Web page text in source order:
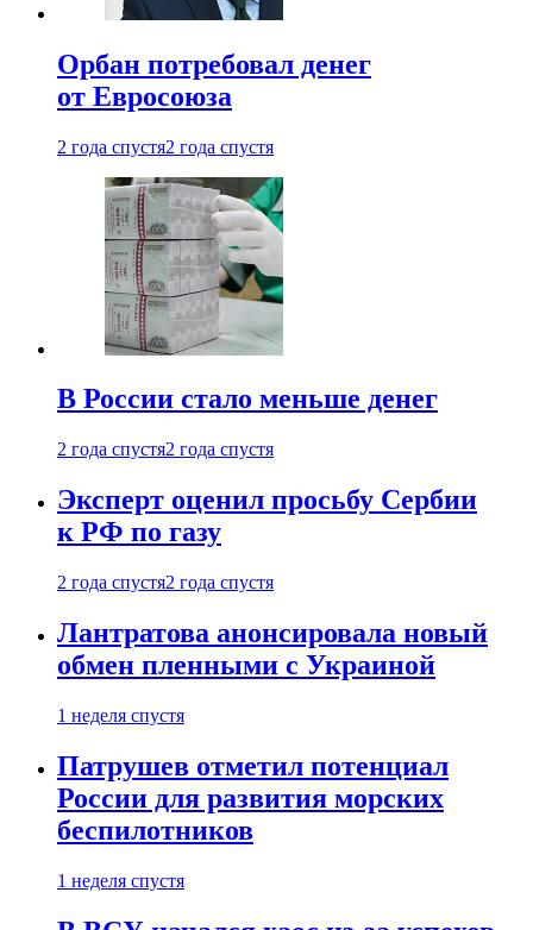
Орбан потребовал денег
от Евросоюза
2 года спустя2 года спустя
В России стало меньше денег
2 года спустя2 года спустя
Эксперт оценил просьбу Сербии
к РФ по газу
2 года спустя2 года спустя
Лантратова анонсировала новый
обмен пленными с Украиной
1 неделя спустя
Патрушев отметил потенциал
России для развития морских
беспилотников
1 неделя спустя